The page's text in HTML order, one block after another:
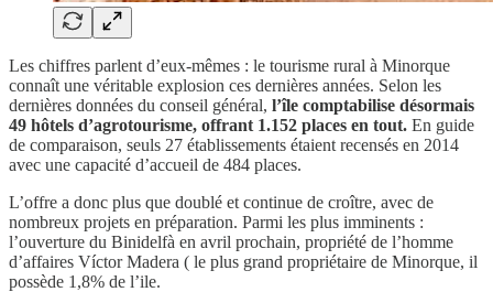
Les chiffres parlent d’eux-mêmes : le tourisme rural à Minorque
connaît une véritable explosion ces dernières années. Selon les
dernières données du conseil général, l’île comptabilise désormais
49 hôtels d’agrotourisme, offrant 1.152 places en tout. En guide
de comparaison, seuls 27 établissements étaient recensés en 2014
avec une capacité d’accueil de 484 places.
L’offre a donc plus que doublé et continue de croître, avec de
nombreux projets en préparation. Parmi les plus imminents :
l’ouverture du Binidelfà en avril prochain, propriété de l’homme
d’affaires Víctor Madera ( le plus grand propriétaire de Minorque, il
possède 1,8% de l’ile.